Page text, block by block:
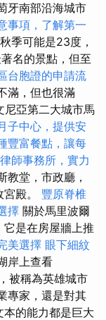
牙南部沿海城市
事項，了解第一
季可能是23度，
名的景點，但至
台胞證的申請流
滿，但也很滿
尼亞第二大城市馬
子中心，提供安
豐富餐點，讓每
師事務所，實力
教堂，市政廳，
殿。 豐原脊椎
擇 關於馬里波爾
是在房屋牆上推
美選擇 眼下細紋
岸上查看
被稱為英雄城市
專家，還是對其
的能力都是巨大